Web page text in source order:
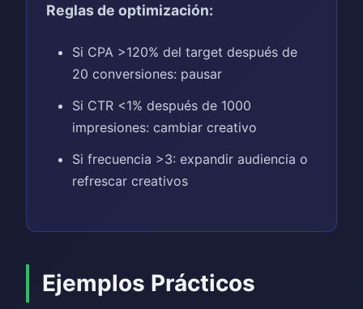
Reglas de optimización:
Si CPA >120% del target después de
20 conversiones: pausar
Si CTR <1% después de 1000
impresiones: cambiar creativo
Si frecuencia >3: expandir audiencia o
refrescar creativos
Ejemplos Prácticos